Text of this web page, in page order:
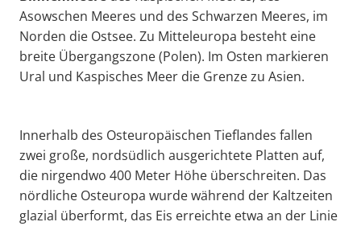
Asowschen Meeres und des Schwarzen Meeres, im
Norden die Ostsee. Zu Mitteleuropa besteht eine
breite Übergangszone (Polen). Im Osten markieren
Ural und Kaspisches Meer die Grenze zu Asien.
Innerhalb des Osteuropäischen Tieflandes fallen
zwei große, nordsüdlich ausgerichtete Platten auf,
die nirgendwo 400 Meter Höhe überschreiten. Das
nördliche Osteuropa wurde während der Kaltzeiten
glazial überformt, das Eis erreichte etwa an der Linie